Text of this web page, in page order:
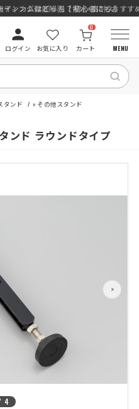
ティング徹底解説【撥水×高耐久】
インカムはどっち？初心者にもおすす
ログイン お気に入り カート
0
MENU
探す
採用情報
古物営業法に基づく表示/保険勧誘
商品レビュー利用規約
返金ポリシー
タンド » その他スタンド
ンド ラウンドタイプ
4
>